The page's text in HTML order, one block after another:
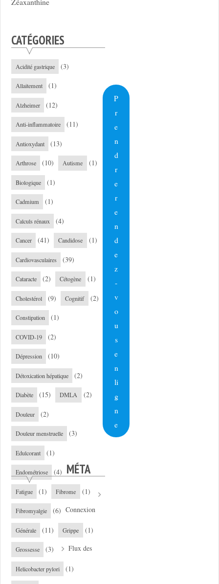
CATÉGORIES
Acidité gastrique (3)
Allaitement (1)
Alzheimer (12)
Anti-inflammatoire (11)
Antioxydant (13)
Arthrose (10) Autisme (1)
Biologique (1)
Cadmium (1)
Calculs rénaux (4)
Cancer (41) Candidose (1)
Cardiovasculaires (39)
Cataracte (2) Cétogène (1)
Cholestérol (9) Cognitif (2)
Constipation (1)
COVID-19 (2)
Dépression (10)
Détoxication hépatique (2)
Diabète (15) DMLA (2)
Douleur (2)
Douleur menstruelle (3)
Edulcorant (1)
Endométriose (4)
Fatigue (1) Fibrome (1)
Fibromyalgie (6)
Générale (11) Grippe (1)
Grossesse (3)
Helicobacter pylori (1)
P
r
e
n
d
r
e
r
e
n
d
e
z
-
v
o
u
s
e
n
li
g
n
e
MÉTA
Connexion
Flux des